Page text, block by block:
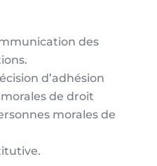
des
d’adhésion
de droit
morales de